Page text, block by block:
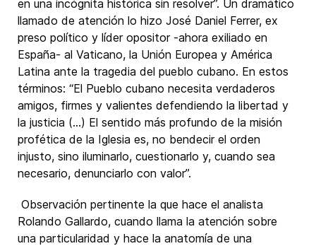
en una incógnita histórica sin resolver”. Un dramático
llamado de atención lo hizo José Daniel Ferrer, ex
preso político y líder opositor -ahora exiliado en
España- al Vaticano, la Unión Europea y América
Latina ante la tragedia del pueblo cubano. En estos
términos: “El Pueblo cubano necesita verdaderos
amigos, firmes y valientes defendiendo la libertad y
la justicia (…) El sentido más profundo de la misión
profética de la Iglesia es, no bendecir el orden
injusto, sino iluminarlo, cuestionarlo y, cuando sea
necesario, denunciarlo con valor”.
Observación pertinente la que hace el analista
Rolando Gallardo, cuando llama la atención sobre
una particularidad y hace la anatomía de una